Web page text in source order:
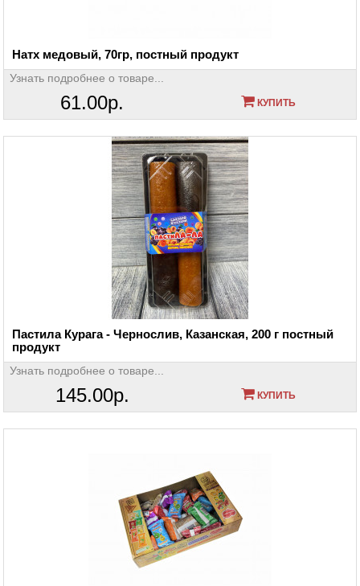
Натх медовый, 70гр, постный продукт
Узнать подробнее о товаре...
61.00р. КУПИТЬ
Пастила Курага - Чернослив, Казанская, 200 г постный
продукт
Узнать подробнее о товаре...
145.00р. КУПИТЬ